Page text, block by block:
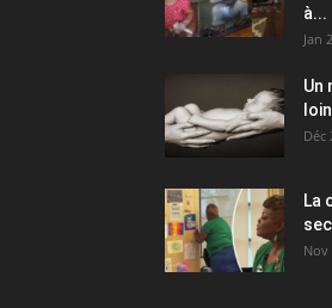
à...
Jan
Un
Déc
La
Nov